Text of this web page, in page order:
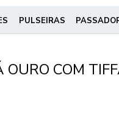
PULSEIRAS
OURO COM